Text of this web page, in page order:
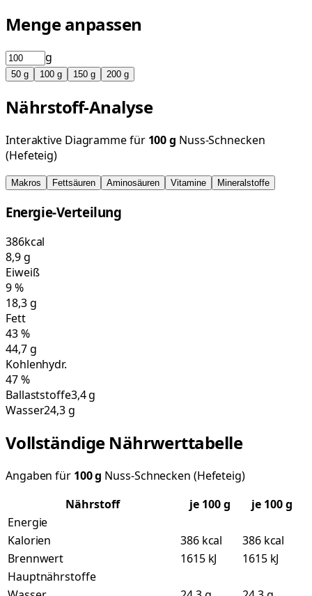
Menge anpassen
g
50 g 100 g 150 g 200 g
Nährstoff-Analyse
Interaktive Diagramme für 100g Nuss-Schnecken
(Hefeteig)
Makros Fettsäuren Aminosäuren Vitamine Mineralstoffe
Energie-Verteilung
386kcal
8,9g
Eiweiß
9%
18,3g
Fett
43%
44,7g
Kohlenhydr.
47%
Ballaststoffe3,4 g
Wasser24,3 g
Vollständige Nährwerttabelle
Angaben für 100g Nuss-Schnecken (Hefeteig)
Nährstoff
je 100g
je 100 g
Energie
Kalorien
386 kcal
386 kcal
Brennwert
1615 kJ
1615 kJ
Hauptnährstoffe